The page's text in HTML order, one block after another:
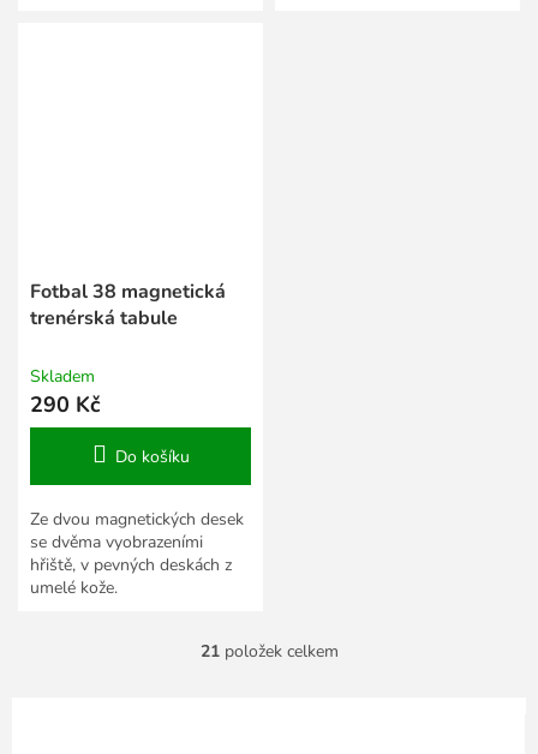
Fotbal 38 magnetická
trenérská tabule
Skladem
290 Kč
Do košíku
Ze dvou magnetických desek
se dvěma vyobrazeními
hřiště, v pevných deskách z
umelé kože.
O
21položek celkem